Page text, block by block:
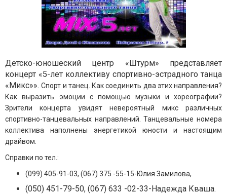
Детско-юношеский центр «Штурм» представляет
концерт «5-лет коллективу спортивно-эстрадного танца
«Микс»».Спорт и танец. Как соединить два этих направления?
Как выразить эмоции с помощью музыки и хореографии?
Зрители концерта увидят невероятный микс различных
спортивно-танцевальных направлений. Танцевальные номера
коллектива наполнены энергетикой юности и настоящим
драйвом.
Справки по тел.:
(099) 405-91-03, (067) 375 -55-15-Юлия Замилова,
(050) 451-79-50, (067) 633 -02-33-Надежда Кваша.